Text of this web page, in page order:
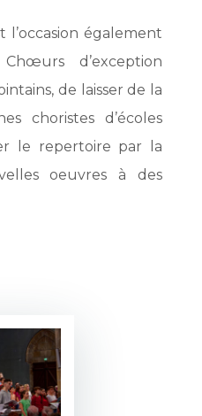
l’occasion également
d’exception
de laisser de la
choristes d’écoles
le repertoire par la
oeuvres à des